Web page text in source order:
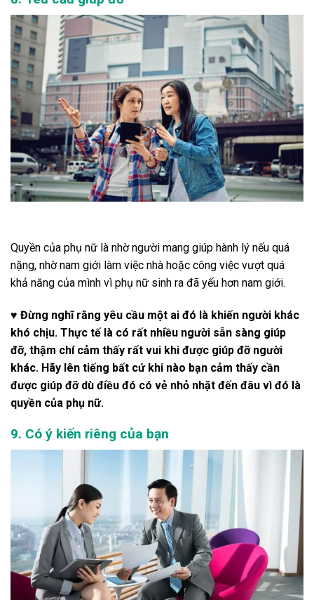
Quyền của phụ nữ là nhờ người mang giúp hành lý nếu quá
nặng, nhờ nam giới làm việc nhà hoặc công việc vượt quá
khả năng của mình vì phụ nữ sinh ra đã yếu hơn nam giới.
♥ Đừng nghĩ rằng yêu cầu một ai đó là khiến người khác
khó chịu. Thực tế là có rất nhiều người sẵn sàng giúp
đỡ, thậm chí cảm thấy rất vui khi được giúp đỡ người
khác. Hãy lên tiếng bất cứ khi nào bạn cảm thấy cần
được giúp đỡ dù điều đó có vẻ nhỏ nhặt đến đâu vì đó là
quyền của phụ nữ.
9. Có ý kiến ​​riêng của bạn